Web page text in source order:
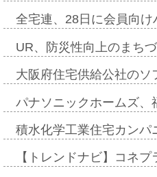
全宅連、28日に会員向
UR、防災性向上のまち
大阪府住宅供給公社の
パナソニックホームズ
積水化学工業住宅カン
【トレンドナビ】コネ